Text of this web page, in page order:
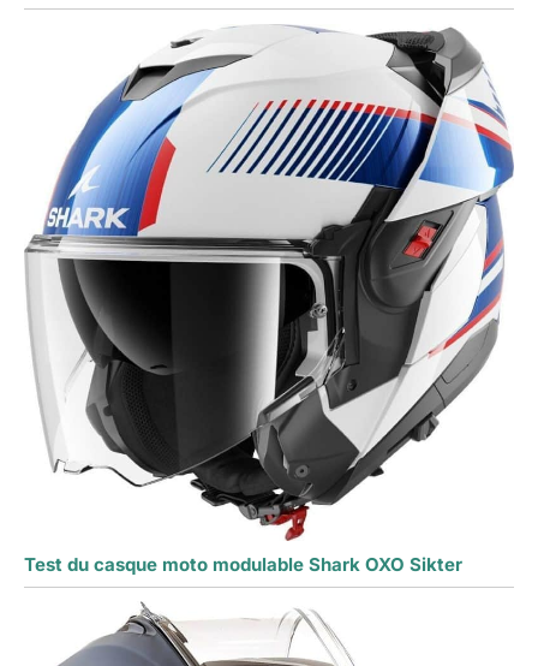
Test du casque moto modulable Shark OXO Sikter